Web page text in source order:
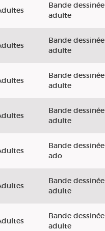
Bande dessinée
adulte
Bande dessinée
adulte
Bande dessinée
adulte
Bande dessinée
adulte
Bande dessinée
ado
Bande dessinée
adulte
Bande dessinée
adulte